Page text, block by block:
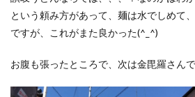
という頼み方があって、麺は水でしめて
ですが、これがまた良かった(^_^)
お腹も張ったところで、次は金毘羅さんで